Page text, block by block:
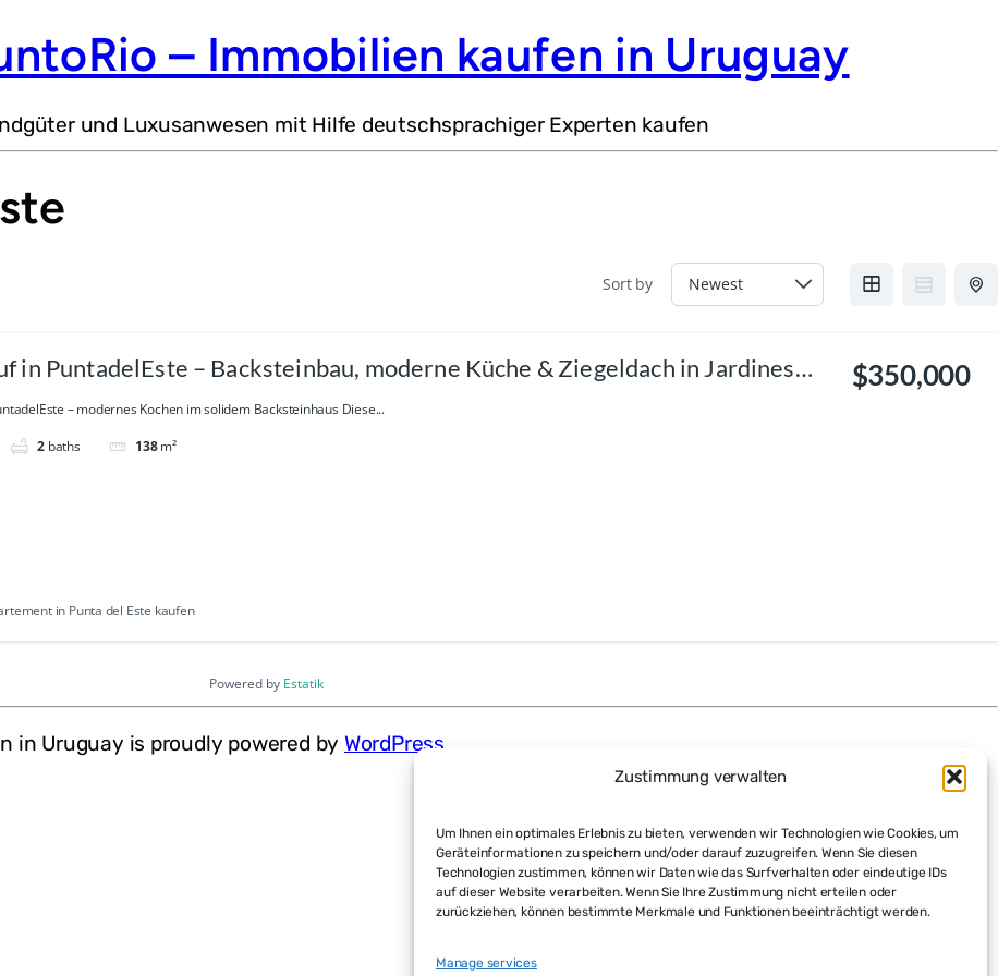
Zustimmung verwalten
Um Ihnen ein optimales Erlebnis zu bieten, verwenden wir Technologien wie Cookies, um
Geräteinformationen zu speichern und/oder darauf zuzugreifen. Wenn Sie diesen
Technologien zustimmen, können wir Daten wie das Surfverhalten oder eindeutige IDs
auf dieser Website verarbeiten. Wenn Sie Ihre Zustimmung nicht erteilen oder
zurückziehen, können bestimmte Merkmale und Funktionen beeinträchtigt werden.
Manage services
– Immobilien kaufen in Uruguay
und Luxusanwesen mit Hilfe deutschsprachiger Experten kaufen
Sort by
in PuntadelEste – Backsteinbau, moderne Küche & Ziegeldach in Jardines
– modernes Kochen im solidem Backsteinhaus Diese...
2 baths 138m²
$350,000
in Punta del Este kaufen
Powered by Estatik
in Uruguay is proudly powered by WordPress